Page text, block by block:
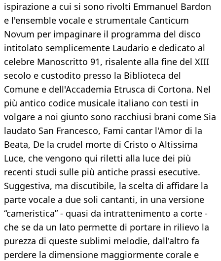
ispirazione a cui si sono rivolti Emmanuel Bardon
e l'ensemble vocale e strumentale Canticum
Novum per impaginare il programma del disco
intitolato semplicemente Laudario e dedicato al
celebre Manoscritto 91, risalente alla fine del XIII
secolo e custodito presso la Biblioteca del
Comune e dell'Accademia Etrusca di Cortona. Nel
più antico codice musicale italiano con testi in
volgare a noi giunto sono racchiusi brani come Sia
laudato San Francesco, Fami cantar l'Amor di la
Beata, De la crudel morte di Cristo o Altissima
Luce, che vengono qui riletti alla luce dei più
recenti studi sulle più antiche prassi esecutive.
Suggestiva, ma discutibile, la scelta di affidare la
parte vocale a due soli cantanti, in una versione
“cameristica” - quasi da intrattenimento a corte -
che se da un lato permette di portare in rilievo la
purezza di queste sublimi melodie, dall'altro fa
perdere la dimensione maggiormente corale e